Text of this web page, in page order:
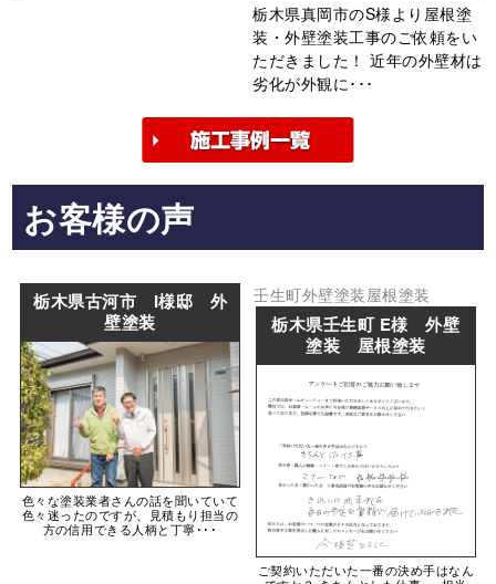
栃木県真岡市のS様より屋根塗
装・外壁塗装工事のご依頼をい
ただきました！ 近年の外壁材は
劣化が外観に･･･
お客様の声
栃木県古河市 I様邸 外
壁塗装
色々な塗装業者さんの話を聞いていて
色々迷ったのですが、見積もり担当の
方の信用できる人柄と丁寧･･･
壬生町外壁塗装 屋根塗装
栃木県壬生町 E様 外壁
塗装 屋根塗装
ご契約いただいた一番の決め手はなん